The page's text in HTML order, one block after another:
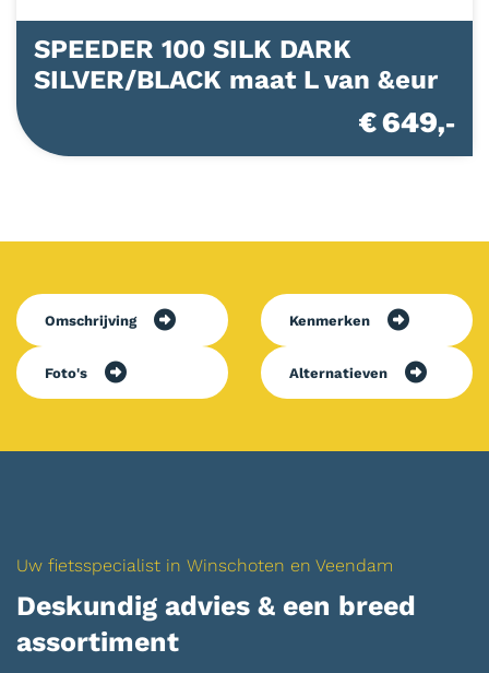
SPEEDER 100 SILK DARK
SILVER/BLACK maat L van &eur
€ 649,-
Omschrijving Kenmerken
Foto's Alternatieven
Uw fietsspecialist in Winschoten en Veendam
Deskundig advies & een breed
assortiment